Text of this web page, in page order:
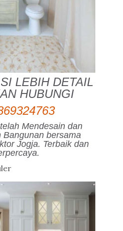
LEBIH DETAIL
HUBUNGI
Mendesain dan
Bangunan bersama
Jogja. Terbaik dan